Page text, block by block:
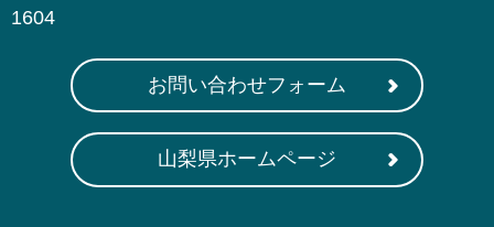
1604
お問い合わせフォーム
山梨県ホームページ